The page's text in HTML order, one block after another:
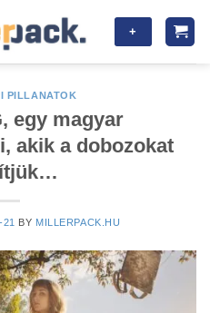
+
PILLANATOK
egy magyar
akik a dobozokat
BY MILLERPACK.HU